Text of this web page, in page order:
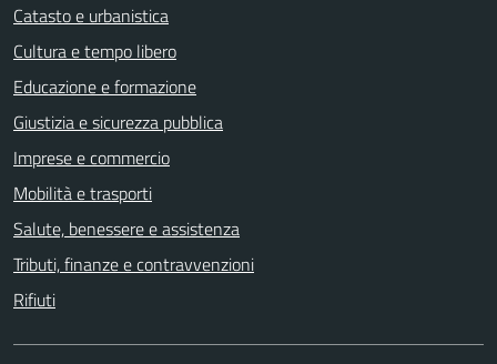
Catasto e urbanistica
Cultura e tempo libero
Educazione e formazione
Giustizia e sicurezza pubblica
Imprese e commercio
Mobilità e trasporti
Salute, benessere e assistenza
Tributi, finanze e contravvenzioni
Rifiuti